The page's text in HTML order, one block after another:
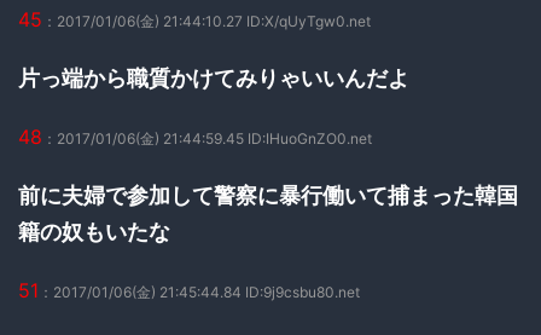
45 ：2017/01/06(金) 21:44:10.27 ID:X/qUyTgw0.net
片っ端から職質かけてみりゃいいんだよ
48 ：2017/01/06(金) 21:44:59.45 ID:IHuoGnZO0.net
前に夫婦で参加して警察に暴行働いて捕まった韓国
籍の奴もいたな
51 ：2017/01/06(金) 21:45:44.84 ID:9j9csbu80.net